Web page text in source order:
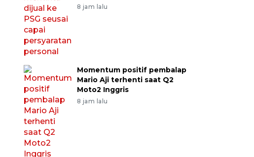
8 jam lalu
Momentum positif pembalap
Mario Aji terhenti saat Q2
Moto2 Inggris
8 jam lalu